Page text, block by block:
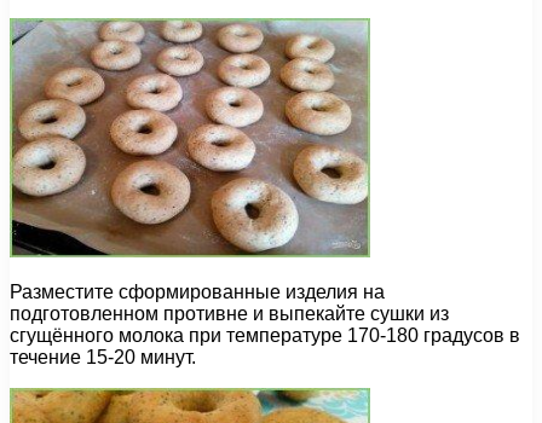
Разместите сформированные изделия на
подготовленном противне и выпекайте сушки из
сгущённого молока при температуре 170-180 градусов в
течение 15-20 минут.